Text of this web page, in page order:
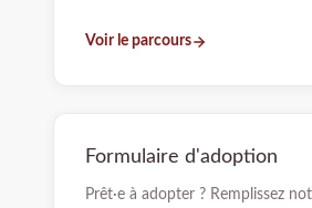
Voir le parcours
Formulaire d'adoption
Prêt·e à adopter ? Remplissez